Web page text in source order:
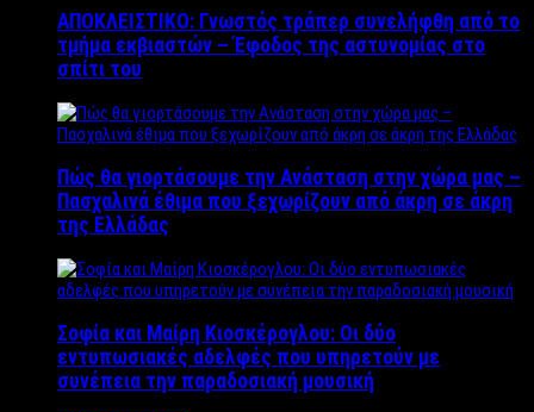
ΑΠΟΚΛΕΙΣΤΙΚΟ: Γνωστός τράπερ συνελήφθη από το
τμήμα εκβιαστών – Έφοδος της αστυνομίας στο
σπίτι του
Πώς θα γιορτάσουμε την Ανάσταση στην χώρα μας –
Πασχαλινά έθιμα που ξεχωρίζουν από άκρη σε άκρη
της Ελλάδας
Σοφία και Μαίρη Κιοσκέρογλου: Οι δύο
εντυπωσιακές αδελφές που υπηρετούν με
συνέπεια την παραδοσιακή μουσική